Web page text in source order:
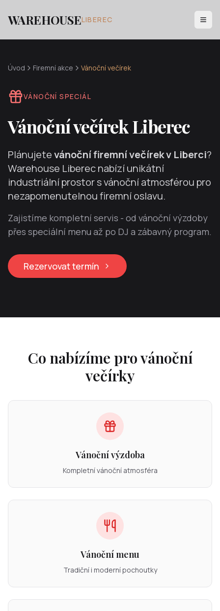
WAREHOUSELIBEREC
Úvod Firemní akce Vánoční večírek
VÁNOČNÍ SPECIÁL
Vánoční večírek Liberec
Plánujetevánoční firemní večírek v Liberci?
Warehouse Liberec nabízí unikátní
industriální prostor s vánoční atmosférou pro
nezapomenutelnou firemní oslavu.
Zajistíme kompletní servis - od vánoční výzdoby
přes speciální menu až po DJ a zábavný program.
Rezervovat termín
Co nabízíme pro vánoční
večírky
Vánoční výzdoba
Kompletní vánoční atmosféra
Vánoční menu
Tradiční i moderní pochoutky